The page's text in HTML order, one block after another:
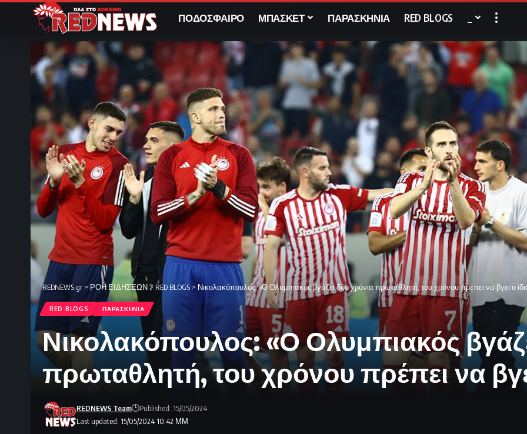
ΠΟΔΟΣΦΑΙΡΟ ΜΠΑΣΚΕΤ ΠΑΡΑΣΚΗΝΙΑ RED BLOGS
REDNEWS.gr > ΡΟΗ ΕΙΔΗΣΕΩΝ>RED BLOGS > Νικολακόπουλος: «Ο Ολυμπιακός βγάζει δύο χρόνια πρωταθλητή, του χρόνου πρέπει να βγει ο
RED BLOGS ΠΑΡΑΣΚΗΝΙΑ
Νικολακόπουλος: «Ο Ολυμπιακός
πρωταθλητή, του χρόνου πρέπει να
Last updated: 15/05/2024 10:42 ΜΜ
REDNEWS Team Published: 15/05/2024